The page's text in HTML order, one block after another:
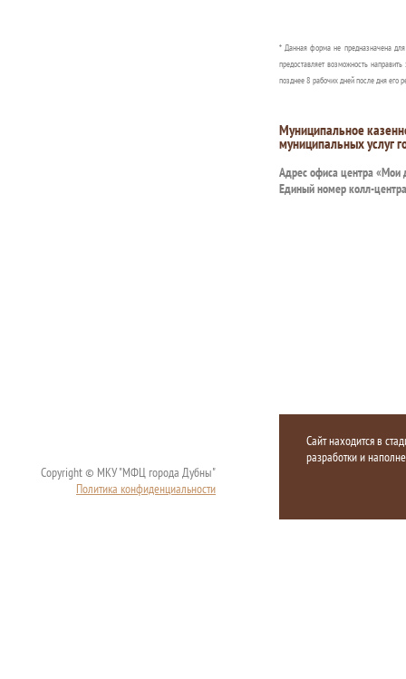
* Данная форма не предназначена
предоставляет возможность
позднее 8 рабочих дней после дня его
Муниципальное
муниципальных услуг
Адрес офиса центра «Мои
Единый номер колл-
Copyright © МКУ "МФЦ города Дубны"
Политика конфиденциальности
Сайт находится в
разработки и